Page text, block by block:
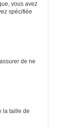
vous avez
spécifiée
de ne
la taille de